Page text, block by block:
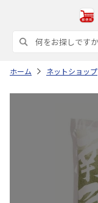
ホーム ネットショップ